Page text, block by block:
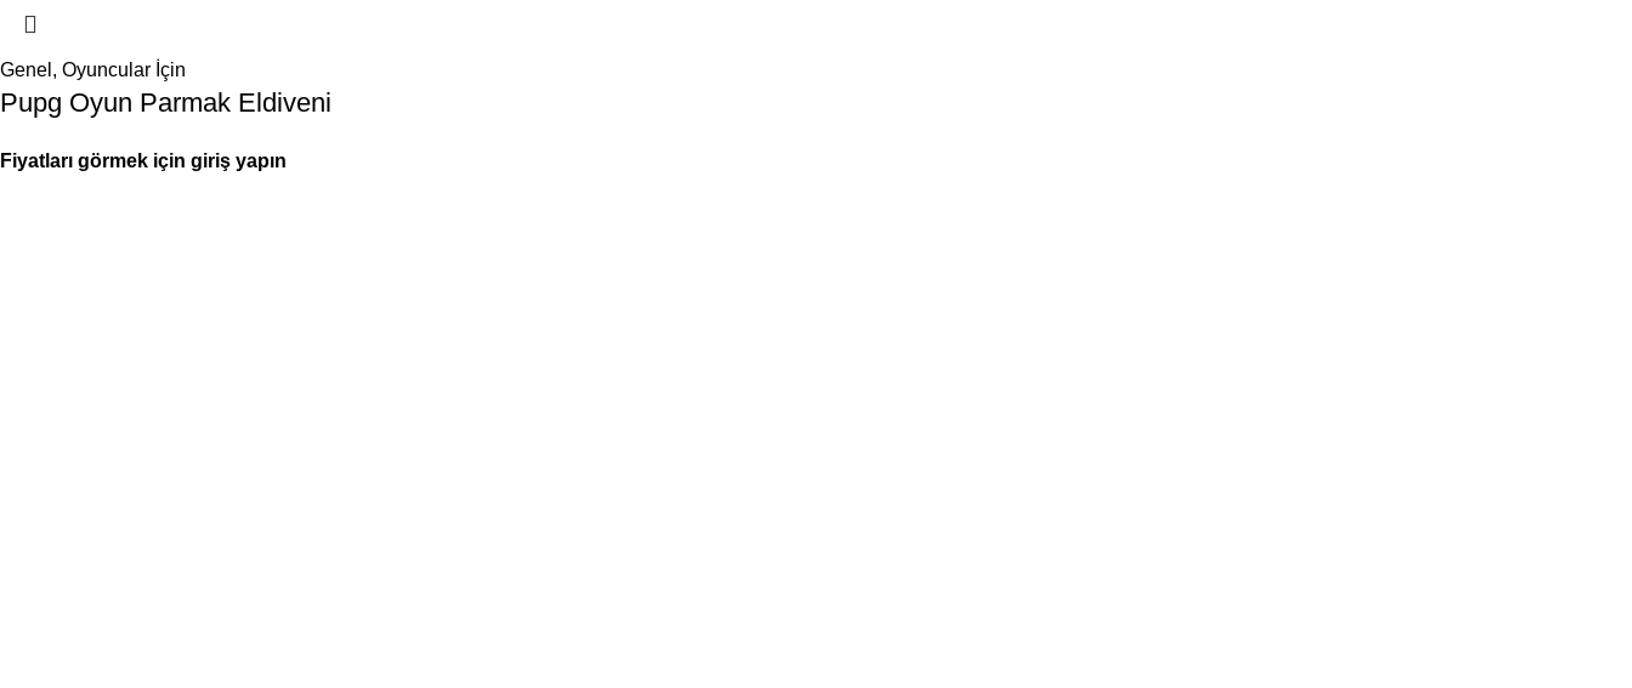
Genel , Oyuncular İçin
Pupg Oyun Parmak Eldiveni
Fiyatları görmek için giriş yapın